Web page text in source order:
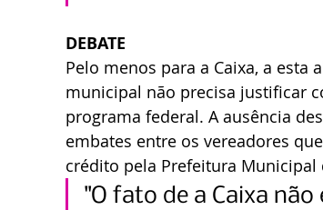
DEBATE
Pelo menos para a Caixa, a
municipal não precisa justificar
programa federal. A ausência
embates entre os vereadores
crédito pela Prefeitura Municipal
"O fato de a Caixa